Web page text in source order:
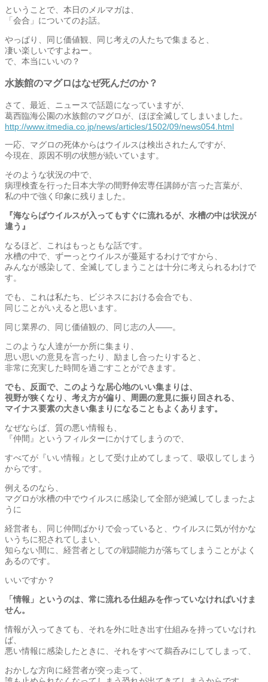
ということで、本日のメルマガは、
「会合」についてのお話。
やっぱり、同じ価値観、同じ考えの人たちで集まると、
凄い楽しいですよねー。
で、本当にいいの？
水族館のマグロはなぜ死んだのか？
さて、最近、ニュースで話題になっていますが、
葛西臨海公園の水族館のマグロが、ほぼ全滅してしまいました。
http://www.itmedia.co.jp/news/articles/1502/09/news054.html
一応、マグロの死体からはウイルスは検出されたんですが、
今現在、原因不明の状態が続いています。
そのような状況の中で、
病理検査を行った日本大学の間野伸宏専任講師が言った言葉が、
私の中で強く印象に残りました。
『海ならばウイルスが入ってもすぐに流れるが、水槽の中は状況が
違う』
なるほど、これはもっともな話です。
水槽の中で、ずーっとウイルスが蔓延するわけですから、
みんなが感染して、全滅してしまうことは十分に考えられるわけで
す。
でも、これは私たち、ビジネスにおける会合でも、
同じことがいえると思います。
同じ業界の、同じ価値観の、同じ志の人――。
このような人達が一か所に集まり、
思い思いの意見を言ったり、励まし合ったりすると、
非常に充実した時間を過ごすことができます。
でも、反面で、このような居心地のいい集まりは、
視野が狭くなり、考え方が偏り、周囲の意見に振り回される、
マイナス要素の大きい集まりになることもよくあります。
なぜならば、質の悪い情報も、
『仲間』というフィルターにかけてしまうので、
すべてが『いい情報』として受け止めてしまって、吸収してしまう
からです。
例えるのなら、
マグロが水槽の中でウイルスに感染して全部が絶滅してしまったよ
うに
経営者も、同じ仲間ばかりで会っていると、ウイルスに気が付かな
いうちに犯されてしまい、
知らない間に、経営者としての戦闘能力が落ちてしまうことがよく
あるのです。
いいですか？
「情報」というのは、常に流れる仕組みを作っていなければいけま
せん。
情報が入ってきても、それを外に吐き出す仕組みを持っていなけれ
ば、
悪い情報に感染したときに、それをすべて鵜呑みにしてしまって、
おかしな方向に経営者が突っ走って、